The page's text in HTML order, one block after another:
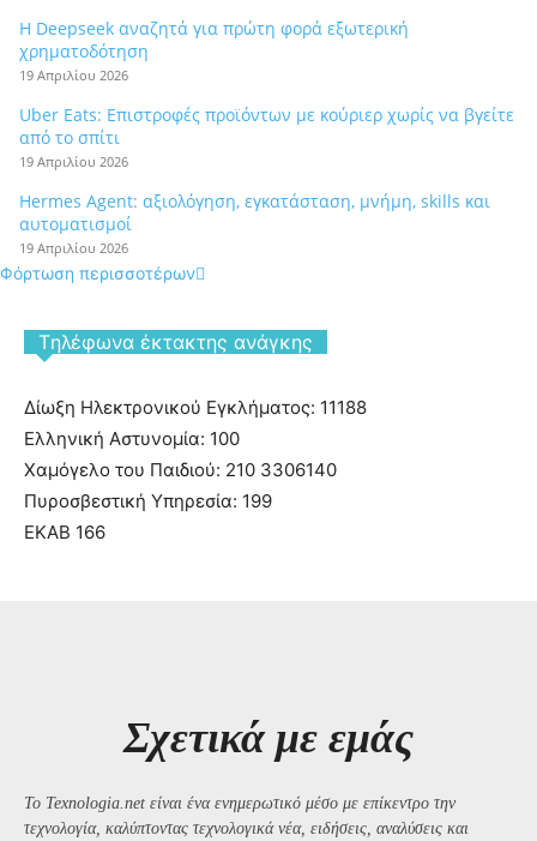
Η Deepseek αναζητά για πρώτη φορά εξωτερική
χρηματοδότηση
19 Απριλίου 2026
Uber Eats: Επιστροφές προϊόντων με κούριερ χωρίς να βγείτε
από το σπίτι
19 Απριλίου 2026
Hermes Agent: αξιολόγηση, εγκατάσταση, μνήμη, skills και
αυτοματισμοί
19 Απριλίου 2026
Φόρτωση περισσοτέρων
Tηλέφωνα έκτακτης ανάγκης
Δίωξη Ηλεκτρονικού Εγκλήματος: 11188
Ελληνική Αστυνομία: 100
Χαμόγελο του Παιδιού: 210 3306140
Πυροσβεστική Υπηρεσία: 199
ΕΚΑΒ 166
Σχετικά με εμάς
Το Texnologia.net είναι ένα ενημερωτικό μέσο με επίκεντρο την
τεχνολογία, καλύπτοντας τεχνολογικά νέα, ειδήσεις, αναλύσεις και